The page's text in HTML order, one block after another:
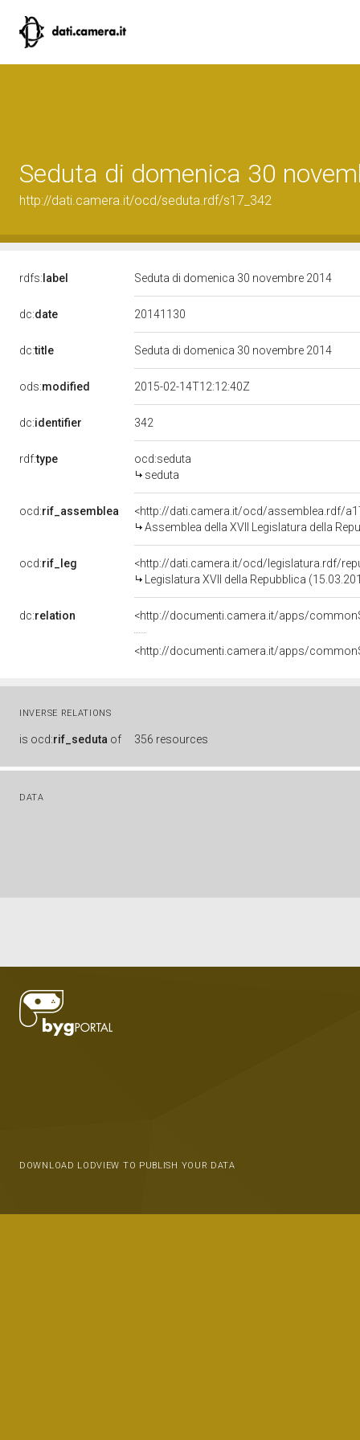
Seduta di domenica 30
http://dati.camera.it/ocd/seduta.rdf/s17_342
rdfs: label Seduta di domenica 30 novembre 2014
dc:date 20141130
dc:title Seduta di domenica 30 novembre 2014
ods:modified 2015-02-14T12:12:40Z
dc:identifier 342
rdf:type
ocd:seduta
seduta
ocd:rif_assemblea
<http://dati.camera.it/ocd/assemblea.rdf/
Assemblea della XVII Legislatura della
ocd:rif_leg
<http://dati.camera.it/ocd/legislatura.rdf/
Legislatura XVII della Repubblica
dc:relation
INVERSE RELATIONS
is ocd:rif_seduta of 356 resources
DATA
DOWNLOAD LODVIEW TO PUBLISH YOUR DATA